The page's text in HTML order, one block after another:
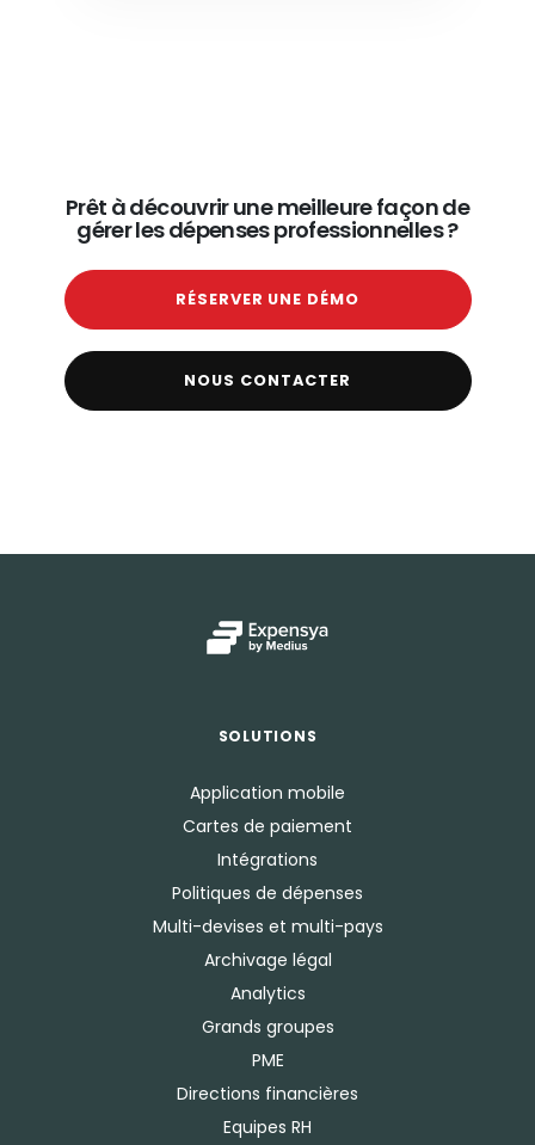
Prêt à découvrir une meilleure façon de
gérer les dépenses professionnelles ?
RÉSERVER UNE DÉMO
NOUS CONTACTER
SOLUTIONS
Application mobile
Cartes de paiement
Intégrations
Politiques de dépenses
Multi-devises et multi-pays
Archivage légal
Analytics
Grands groupes
PME
Directions financières
Equipes RH